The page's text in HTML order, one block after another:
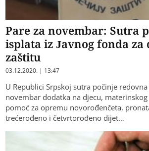
Pare za novembar: Sutra
isplata iz Javnog fonda za
zaštitu
03.12.2020. | 13:47
U Republici Srpskoj sutra počinje redovna
novembar dodatka na djecu,
pomoć za opremu novorođenčeta,
trećerođeno i četvrtorođeno dijet…